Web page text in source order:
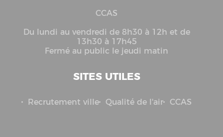
CCAS
Du lundi au vendredi de 8h30 à 12h et de
13h30 à 17h45
Fermé au public le jeudi matin
SITES UTILES
Recrutement ville Qualité de l'air CCAS